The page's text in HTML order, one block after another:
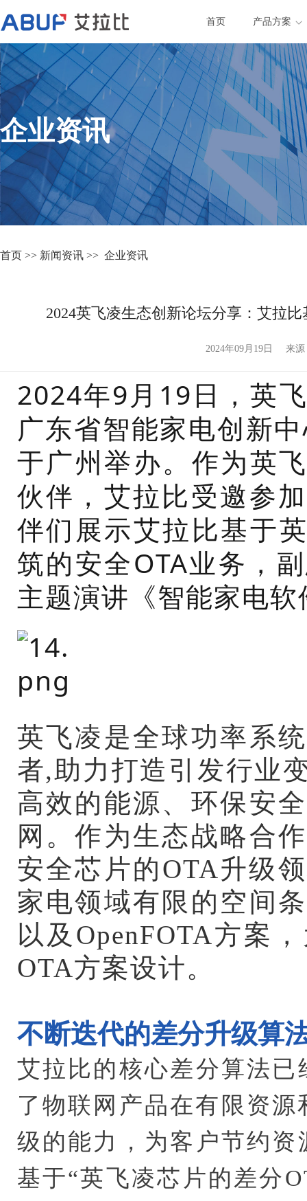
首页 产品方案
企业资讯
首页 >> 新闻资讯 >> 企业资讯
2024英飞凌生态创新论坛分享：艾拉
2024年09月19日 来
2024年9月19日，英
广东省智能家电创新
于广州举办。作为英
伙伴，艾拉比受邀参
伴们展示艾拉比基于
筑的安全OTA业务，
主题演讲《智能家电
英飞凌是全球功率系
者,助力打造引发行业
高效的能源、环保安
网。作为生态战略合
安全芯片的OTA升级
家电领域有限的空间
以及OpenFOTA方案
OTA方案设计。
不断迭代的差分升级算
艾拉比的核心差分算法
了物联网产品在有限资
级的能力，为客户节约
基于“英飞凌芯片的差分